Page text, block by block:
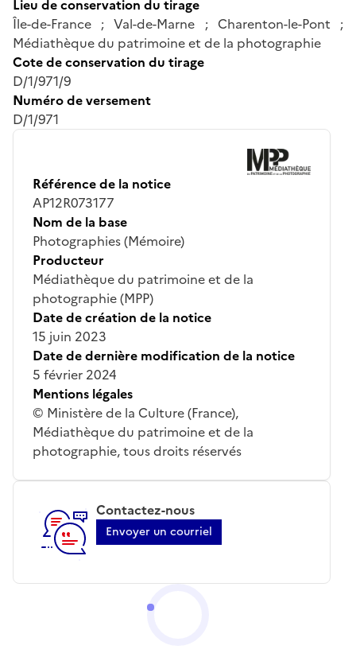
Lieu de conservation du tirage
Île-de-France ; Val-de-Marne ; Charenton-le-Pont ;
Médiathèque du patrimoine et de la photographie
Cote de conservation du tirage
D/1/971/9
Numéro de versement
D/1/971
Référence de la notice
AP12R073177
Nom de la base
Photographies (Mémoire)
Producteur
Médiathèque du patrimoine et de la
photographie (MPP)
Date de création de la notice
15 juin 2023
Date de dernière modification de la notice
5 février 2024
Mentions légales
© Ministère de la Culture (France),
Médiathèque du patrimoine et de la
photographie, tous droits réservés
Contactez-nous
Envoyer un courriel